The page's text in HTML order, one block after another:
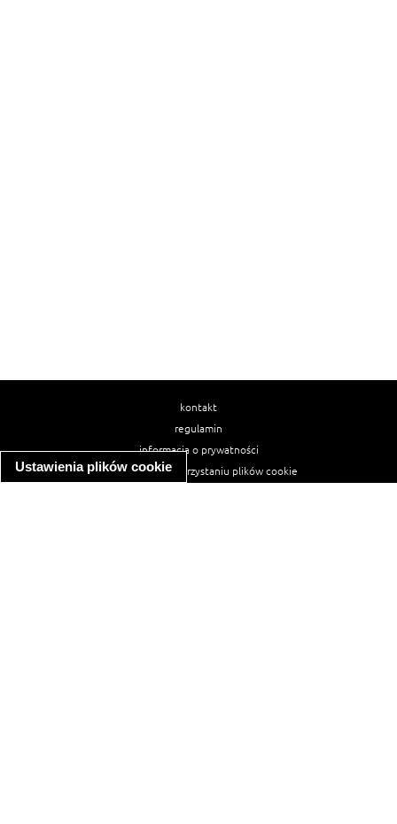
Ustawienia plików cookie
kontakt
regulamin
informacja o prywatności
informacja o wykorzystaniu plików cookie